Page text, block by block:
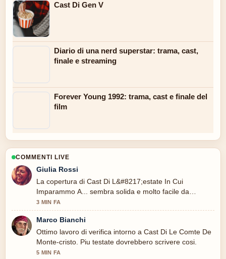
Cast Di Gen V
Diario di una nerd superstar: trama, cast,
finale e streaming
Forever Young 1992: trama, cast e finale del
film
COMMENTI LIVE
Giulia Rossi
La copertura di Cast Di L&#8217;estate In Cui
Imparammo A... sembra solida e molto facile da
seguire.
3 MIN FA
Marco Bianchi
Ottimo lavoro di verifica intorno a Cast Di Le Comte De
Monte-cristo. Piu testate dovrebbero scrivere cosi.
5 MIN FA